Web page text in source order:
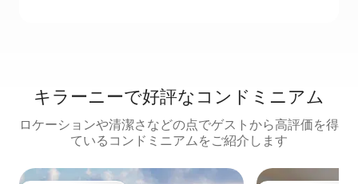
キラーニーで好評なコンドミニアム
ロケーションや清潔さなどの点でゲストから高評価を得
ているコンドミニアムをご紹介します